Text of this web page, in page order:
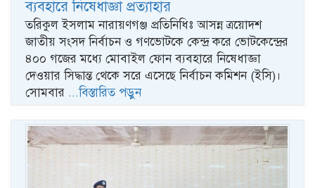
ব্যবহারে নিষেধাজ্ঞা প্রত্যাহার
তরিকুল ইসলাম নারায়ণগঞ্জ প্রতিনিধিঃ আসন্ন ত্রয়োদশ
জাতীয় সংসদ নির্বাচন ও গণভোটকে কেন্দ্র করে ভোটকেন্দ্রের
৪০০ গজের মধ্যে মোবাইল ফোন ব্যবহারে নিষেধাজ্ঞা
দেওয়ার সিদ্ধান্ত থেকে সরে এসেছে নির্বাচন কমিশন (ইসি)।
সোমবার ...বিস্তারিত পড়ুন